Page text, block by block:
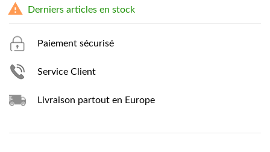
 Derniers articles en stock
Paiement sécurisé
Service Client
Livraison partout en Europe